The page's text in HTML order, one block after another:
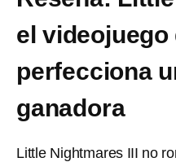
el videojuego
perfecciona
ganadora
Little Nightmares III no